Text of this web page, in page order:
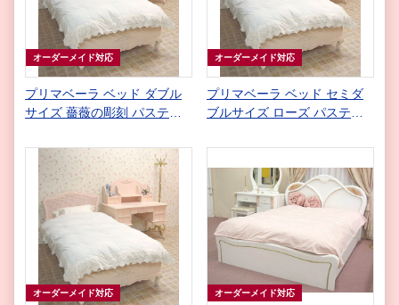
オーダーメイド対応
プリマベーラ ベッド ダブル
サイズ 薔薇の彫刻 パステル
オーダーメイド対応
プリマベーラ ベッド セミダ
ブルサイズ ローズ パステル
オーダーメイド対応 オーダーメイド対応